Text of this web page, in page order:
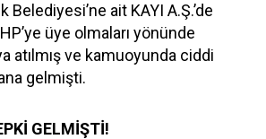
ait KAYI A.Ş.’de
üye olmaları yönünde
atılmış ve kamuoyunda ciddi
gelmişti.
GELMİŞTİ!